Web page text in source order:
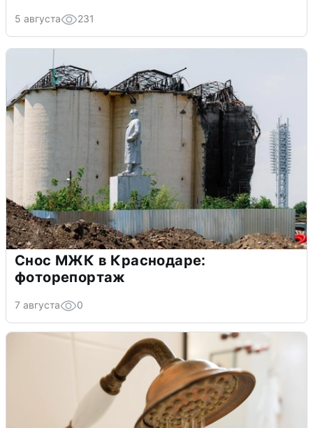
5 августа 231
Снос МЖК в Краснодаре:
фоторепортаж
7 августа 0